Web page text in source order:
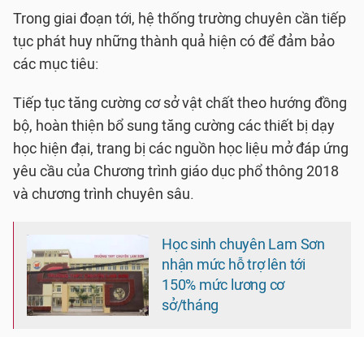
Trong giai đoạn tới, hệ thống trường chuyên cần tiếp
tục phát huy những thành quả hiện có để đảm bảo
các mục tiêu:
Tiếp tục tăng cường cơ sở vật chất theo hướng đồng
bộ, hoàn thiện bổ sung tăng cường các thiết bị dạy
học hiện đại, trang bị các nguồn học liệu mở đáp ứng
yêu cầu của Chương trình giáo dục phổ thông 2018
và chương trình chuyên sâu.
Học sinh chuyên Lam Sơn
nhận mức hỗ trợ lên tới
150% mức lương cơ
sở/tháng